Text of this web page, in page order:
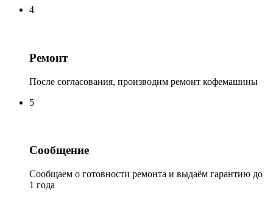
4
Ремонт
После согласования, производим ремонт кофемашины
5
Сообщение
Сообщаем о готовности ремонта и выдаём гарантию до
1 года